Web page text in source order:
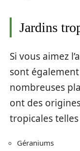
Jardins
Si vous aimez
sont
nombreuses
ont des
tropicales
Géraniums